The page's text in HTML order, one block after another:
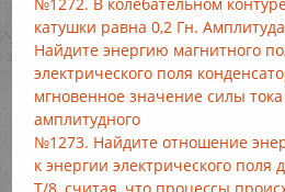
катушки равна 0,2 Гн.
Найдите энергию магнитного
электрического поля
мгновенное значение силы
амплитудного
№1273. Найдите отношение
к энергии электрического